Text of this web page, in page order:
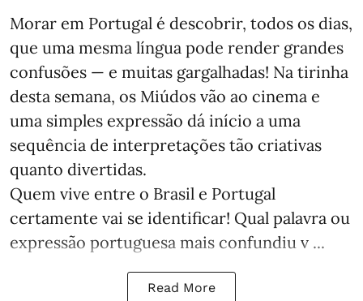
Morar em Portugal é descobrir, todos os dias,
que uma mesma língua pode render grandes
confusões — e muitas gargalhadas! Na tirinha
desta semana, os Miúdos vão ao cinema e
uma simples expressão dá início a uma
sequência de interpretações tão criativas
quanto divertidas.
Quem vive entre o Brasil e Portugal
certamente vai se identificar! Qual palavra ou
expressão portuguesa mais confundiu v ...
Read More